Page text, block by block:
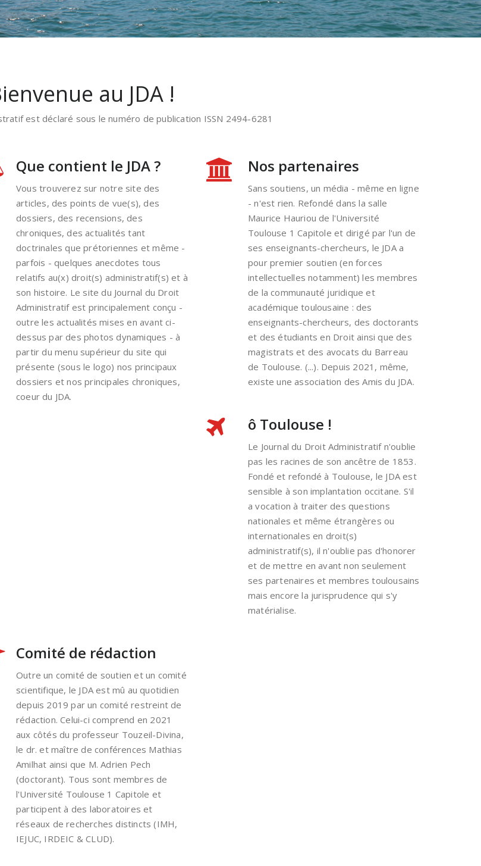
au JDA !
est déclaré sous le numéro de publication ISSN 2494-6281
Que contient le JDA ?
Vous trouverez sur notre site des
articles, des points de vue(s), des
dossiers, des recensions, des
chroniques, des actualités tant
doctrinales que prétoriennes et même -
parfois - quelques anecdotes tous
relatifs au(x) droit(s) administratif(s) et à
son histoire. Le site du Journal du Droit
Administratif est principalement conçu -
outre les actualités mises en avant ci-
dessus par des photos dynamiques - à
partir du menu supérieur du site qui
présente (sous le logo) nos principaux
dossiers et nos principales chroniques,
coeur du JDA.
Nos partenaires
Sans soutiens, un média - même en ligne
- n'est rien. Refondé dans la salle
Maurice Hauriou de l'Université
Toulouse 1 Capitole et dirigé par l'un de
ses enseignants-chercheurs, le JDA a
pour premier soutien (en forces
intellectuelles notamment) les membres
de la communauté juridique et
académique toulousaine : des
enseignants-chercheurs, des doctorants
et des étudiants en Droit ainsi que des
magistrats et des avocats du Barreau
de Toulouse. (...). Depuis 2021, même,
existe une association des Amis du JDA.
ô Toulouse !
Le Journal du Droit Administratif n'oublie
pas les racines de son ancêtre de 1853.
Fondé et refondé à Toulouse, le JDA est
sensible à son implantation occitane. S'il
a vocation à traiter des questions
nationales et même étrangères ou
internationales en droit(s)
administratif(s), il n'oublie pas d'honorer
et de mettre en avant non seulement
ses partenaires et membres toulousains
mais encore la jurisprudence qui s'y
matérialise.
Comité de rédaction
Outre un comité de soutien et un comité
scientifique, le JDA est mû au quotidien
depuis 2019 par un comité restreint de
rédaction. Celui-ci comprend en 2021
aux côtés du professeur Touzeil-Divina,
le dr. et maître de conférences Mathias
Amilhat ainsi que M. Adrien Pech
(doctorant). Tous sont membres de
l'Université Toulouse 1 Capitole et
participent à des laboratoires et
réseaux de recherches distincts (IMH,
IEJUC, IRDEIC & CLUD).